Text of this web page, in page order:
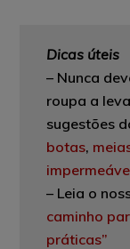
Dicas úteis
– Nunca
roupa a
sugestões
botas,
– Leia o
caminho
práticas”